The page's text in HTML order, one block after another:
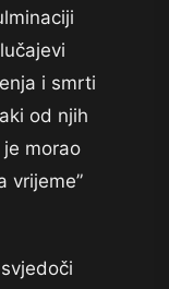
i smrti
od njih
morao
vrijeme”